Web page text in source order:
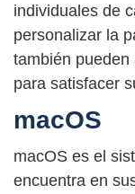
individuales de
personalizar la
también
para satisfacer
macOS
macOS es el
encuentra en